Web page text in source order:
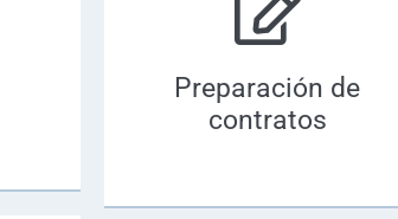
Preparación de
contratos